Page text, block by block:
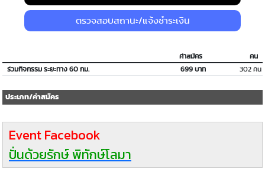
ตรวจสอบสถานะ/แจ้งชำระเงิน
ค่าสมัคร
คน
ร่วมกิจกรรม ระยะทาง 60 กม.
699 บาท 302 คน
ประเภท/ค่าสมัคร
Event Facebook
ปั่นด้วยรักษ์ พิทักษ์โลมา